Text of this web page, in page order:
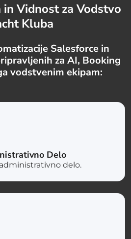
Vidnost za Vodstvo
Kluba
Salesforce in
za AI, Booking
vodstvenim ekipam:
Delo
delo.